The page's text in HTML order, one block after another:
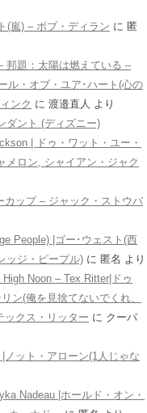
(嵐) – ボブ・ディラン に 匿
邦題：太陽は燃えている –
ル・オブ・ユア･ハート(心の
ンク に 渡邉直人 より
ダント (ディズニー)
| ドゥ・ワット・ユー・
メロン, シャイアン・ジャク
カップ – ジャック・ストウバ
People) |ゴー･ウェスト(西
ッジ・ピープル) に 匿名 より
Noon – Tex Ritter|ドゥ
ン(俺を見捨てないでくれ、
ックス・リッター に クーパ
ノット・アローン(1人じゃな
Nadeau |ホールド・オン・